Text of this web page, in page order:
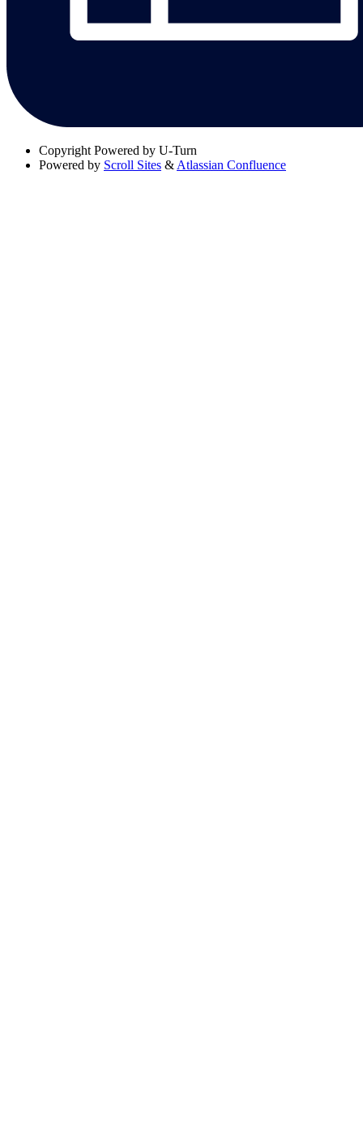
Copyright Powered by U-Turn
Powered by Scroll Sites & Atlassian Confluence